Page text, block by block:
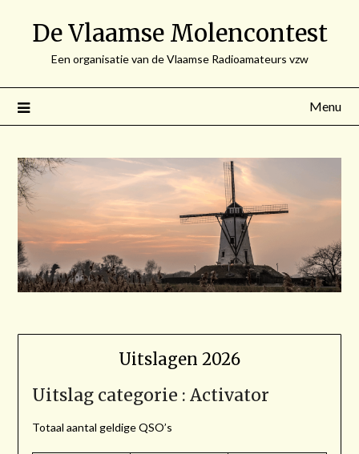
De Vlaamse Molencontest
Een organisatie van de Vlaamse Radioamateurs vzw
Menu
Uitslagen 2026
Uitslag categorie : Activator
Totaal aantal geldige QSO’s